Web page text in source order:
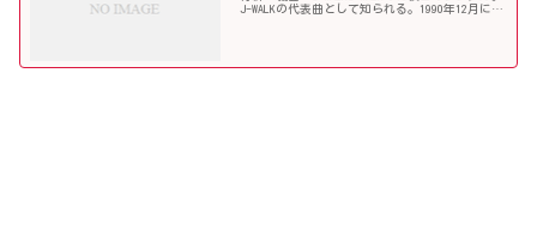
J-WALKの代表曲として知られる。1990年12月に発